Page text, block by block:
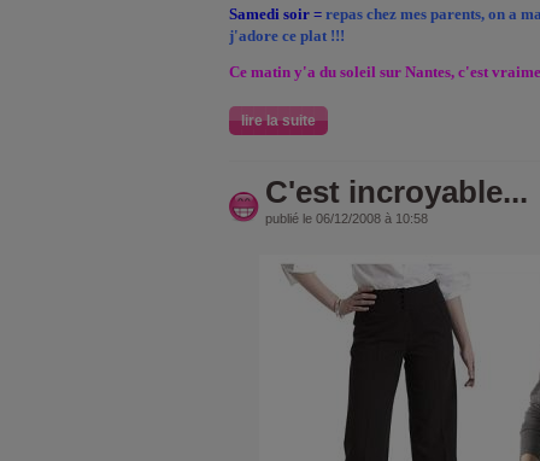
Samedi soir = repas chez mes parents, on a
j'adore ce plat !!!
Ce matin y'a du soleil sur Nantes, c'est
lire la suite
C'est incroyable...
publié le 06/12/2008 à 10:58